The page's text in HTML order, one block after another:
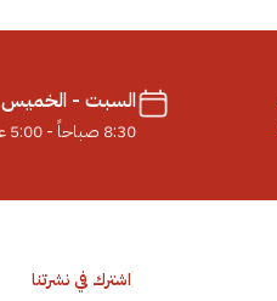
السبت - الخميس
8:30 صباحاً - 5:00 عصراً
اشترك في نشرتنا